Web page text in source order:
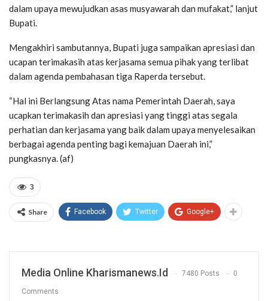
dalam upaya mewujudkan asas musyawarah dan mufakat,” lanjut
Bupati.
Mengakhiri sambutannya, Bupati juga sampaikan apresiasi dan
ucapan terimakasih atas kerjasama semua pihak yang terlibat
dalam agenda pembahasan tiga Raperda tersebut.
“Hal ini Berlangsung Atas nama Pemerintah Daerah, saya
ucapkan terimakasih dan apresiasi yang tinggi atas segala
perhatian dan kerjasama yang baik dalam upaya menyelesaikan
berbagai agenda penting bagi kemajuan Daerah ini,”
pungkasnya. (af)
3
Share Facebook Twitter Google+
Media Online Kharismanews.id 7480 Posts 0
Comments